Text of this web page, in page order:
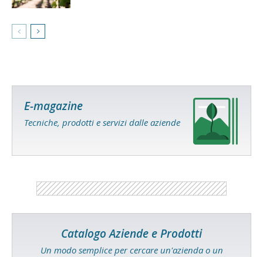
E-magazine
Tecniche, prodotti e servizi dalle aziende
Catalogo Aziende e Prodotti
Un modo semplice per cercare un'azienda o un